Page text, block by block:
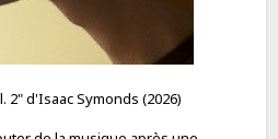
2" d'Isaac Symonds (2026)